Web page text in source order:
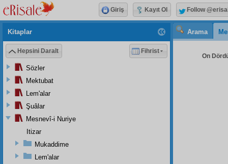
Arama
On
Kitaplar
Hepsini Daralt Fihrist
Sözler
Mektubat
Lem'alar
Şuâlar
Mesnevî-i Nuriye
Itizar
Mukaddime
Lem'alar
Giriş Kayıt Ol Follow